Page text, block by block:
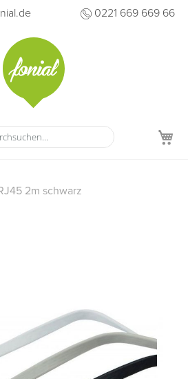
0221 669 669 66
2m schwarz